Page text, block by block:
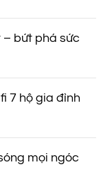
bứt phá sức
7 hộ gia đình
mọi ngóc